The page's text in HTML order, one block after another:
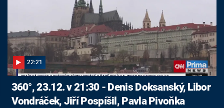
22:21
360°, 23.12. v 21:30 - Denis Doksanský, Libor
Vondráček, Jiří Pospíšil, Pavla Pivoňka